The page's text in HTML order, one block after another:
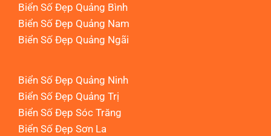
Biển Số Đẹp Quảng Bình
Biển Số Đẹp Quảng Nam
Biển Số Đẹp Quảng Ngãi
Biển Số Đẹp Quảng Ninh
Biển Số Đẹp Quảng Trị
Biển Số Đẹp Sóc Trăng
Biển Số Đẹp Sơn La